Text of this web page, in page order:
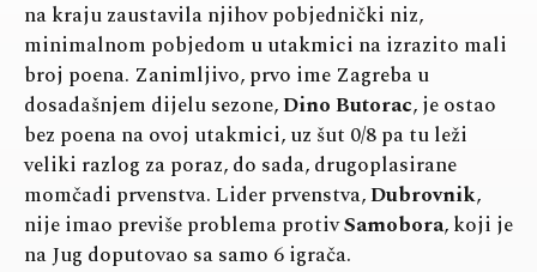
na kraju zaustavila njihov pobjednički niz,
minimalnom pobjedom u utakmici na izrazito mali
broj poena. Zanimljivo, prvo ime Zagreba u
dosadašnjem dijelu sezone,Dino Butorac, je ostao
bez poena na ovoj utakmici, uz šut 0/8 pa tu leži
veliki razlog za poraz, do sada, drugoplasirane
momčadi prvenstva. Lider prvenstva,Dubrovnik,
nije imao previše problema protivSamobora, koji je
na Jug doputovao sa samo 6 igrača.